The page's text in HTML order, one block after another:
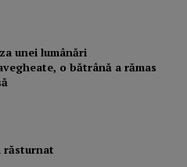
unei lumânări
o bătrână a rămas
răsturnat